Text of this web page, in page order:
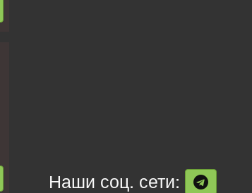
Наши соц. сети: